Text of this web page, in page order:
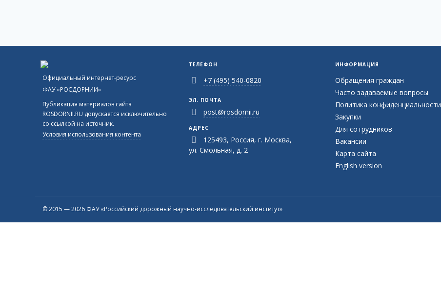
Официальный интернет-ресурс
ФАУ «РОСДОРНИИ»
Публикация материалов сайта
ROSDORNII.RU допускается исключительно
со ссылкой на источник.
Условия использования контента
ТЕЛЕФОН
+7 (495) 540-0820
ЭЛ. ПОЧТА
post@rosdornii.ru
АДРЕС
125493, Россия, г. Москва,
ул. Смольная, д. 2
ИНФОРМАЦИЯ
Обращения граждан
Часто задаваемые вопросы
Политика конфиденциальности
Закупки
Для сотрудников
Вакансии
Карта сайта
English version
© 2015 — 2026 ФАУ «Российский дорожный научно-исследовательский институт»